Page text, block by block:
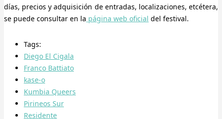
días, precios y adquisición de entradas, localizaciones, etcétera,
se puede consultar en la página web oficial del festival.
Tags:
Diego El Cigala
Franco Battiato
kase-o
Kumbia Queers
Pirineos Sur
Residente